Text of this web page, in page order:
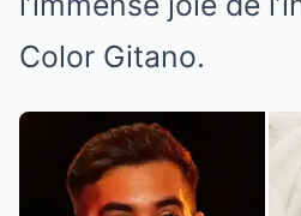
Color Gitano.